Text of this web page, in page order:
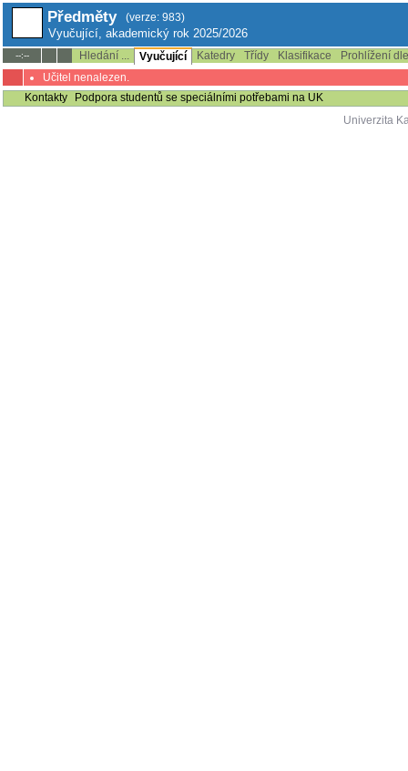
Předměty (verze: 983)
Vyučující, akademický rok 2025/2026
--:-- Hledání ... Vyučující Katedry Třídy Klasifikace
Prohlížení
Učitel nenalezen.
Kontakty
Podpora studentů se speciálními potřebami na UK
Univerzita